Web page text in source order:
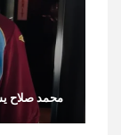
محمد صلاح